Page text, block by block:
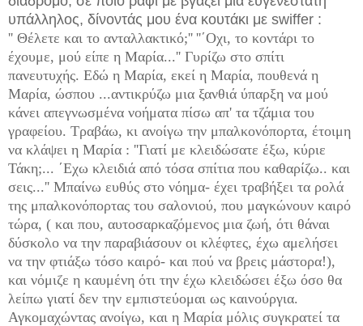
υπάλληλος, δίνοντάς μου ένα κουτάκι με swiffer :
'' Θέλετε και το ανταλλακτικό;'' ''΄Οχι, το κοντάρι το
έχουμε, μού είπε η Μαρία...'' Γυρίζω στο σπίτι
πανευτυχής. Εδώ η Μαρία, εκεί η Μαρία, πουθενά η
Μαρία, ώσπου ...αντικρύζω μια ξανθιά ύπαρξη να μού
κάνει απεγνωσμένα νοήματα πίσω απ' τα τζάμια του
γραφείου. Τραβάω, κι ανοίγω την μπαλκονόπορτα, έτοιμη
να κλάψει η Μαρία : ''Γιατί με κλειδώσατε έξω, κύριε
Τάκη;... ΄Εχω κλειδιά από τόσα σπίτια που καθαρίζω.. και
σεις...'' Μπαίνω ευθύς στο νόημα- έχει τραβήξει τα ρολά
της μπαλκονόπορτας του σαλονιού, που μαγκώνουν καιρό
τώρα, ( και που, αυτοσαρκαζόμενος μια ζωή, ότι θάναι
δύσκολο να την παραβιάσουν οι κλέφτες, έχω αμελήσει
να την φτιάξω τόσο καιρό- και πού να βρεις μάστορα!),
και νόμιζε η καυμένη ότι την έχω κλειδώσει έξω όσο θα
λείπω γιατί δεν την εμπιστεύομαι ως καινούργια.
Αγκομαχώντας ανοίγω, και η Μαρία μόλις συγκρατεί τα